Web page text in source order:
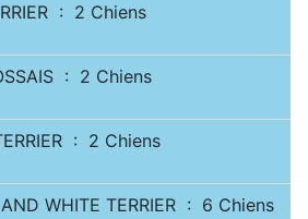
: 2 Chiens
: 2 Chiens
: 2 Chiens
WHITE TERRIER : 6 Chiens